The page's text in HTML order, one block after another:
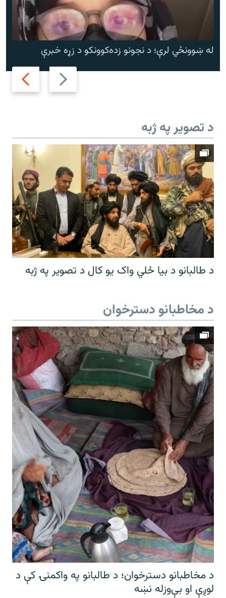
Previous
slide
Next
slide
له ښوونځي لرې؛ د نجونو زده‌کوونکو د زړه خبرې
د تصویر په ژبه
د طالبانو د بیا ځلي واک یو کال د تصویر په ژبه
د مخاطبانو دسترخوان
د مخاطبانو دسترخوان؛ د طالبانو په واکمنۍ کې د
لوږې او بې‌وزله نښه